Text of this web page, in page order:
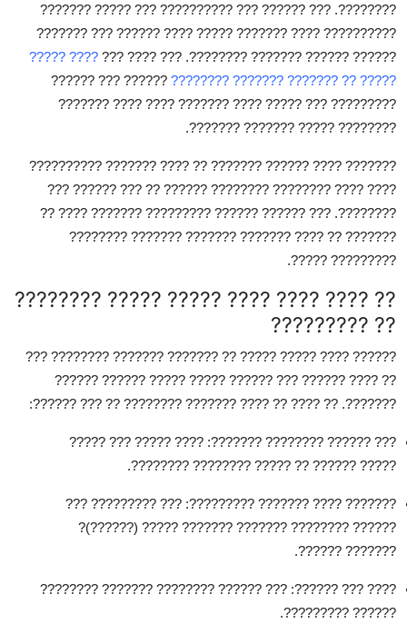
How To
Support Number
????????. ??? ?????? ??? ?????????? ??? ????? ???????
?????????? ???? ??????? ????? ???? ?????? ??? ???????
?????? ?????? ??????? ????????. ??? ???? ???
???? ?????
????? ?? ??????? ??????? ????????
?????? ??? ??????
????????? ??? ????? ???? ??????? ???? ???? ???????
???????? ????? ??????? ???????.
??????? ???? ?????? ??????? ?? ???? ??????? ??????????
???? ???? ???????? ???????? ?????? ?? ??? ?????? ???
????????. ??? ?????? ?????? ????????? ??????? ???? ??
??????? ?? ???? ??????? ??????? ??????? ????????
????????? ?????.
?? ???? ???? ???? ????? ????? ????????
?? ?????????
??????
???? ????? ????? ?? ??????? ??????? ????????
???
?? ???? ?????? ??? ?????? ????? ????? ?????? ??????
???????. ?? ???? ?? ???? ??????? ???????? ?? ??? ??????:
??? ?????? ???????? ???????
: ???? ????? ??? ?????
????? ?????? ?? ????? ???????? ????????.
??????? ???? ??????? ?????????
: ??? ????????? ???
?????? ???????? ??????? ??????? ????? (??????)?
??????? ??????.
???? ??? ??????
: ??? ?????? ???????? ??????? ????????
?????? ?????????.